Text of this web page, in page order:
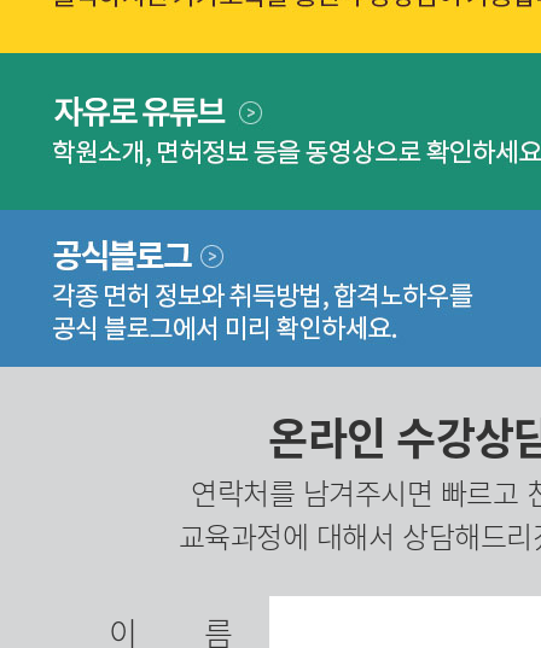
온라인 수강상
연락처를 남겨주시면 빠르고
교육과정에 대해서 상담해드
이름